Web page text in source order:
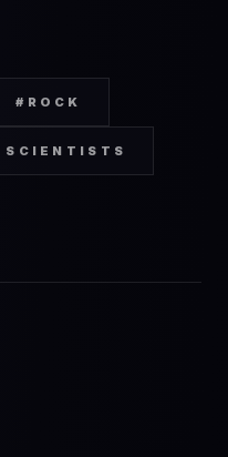
# ROCK
SCIENTISTS